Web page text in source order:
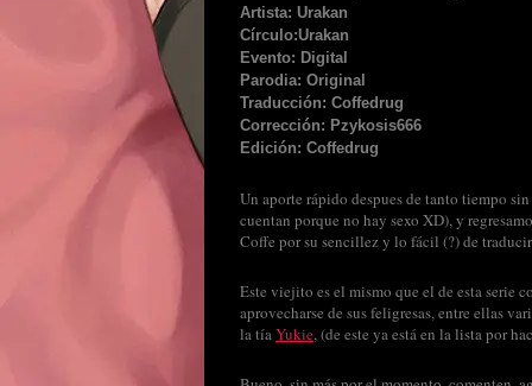
Artista: Urakan
Círculo:Urakan
Evento: Digital
Parodia: Original
Traducción: Coffedrug
Corrección: Pzykosis666
Edición: Coffedrug
Un aporte rápido despues de tanto tiempo
cuentan porque no hay sexo XD), y
Coffe por su sencillez y lo fácil (?) de
Este viejito es el mismo que el de esta serie
aprovecharse de sus feligresas, entre ellas
la tíaYukie, (de este ya está en la lista por